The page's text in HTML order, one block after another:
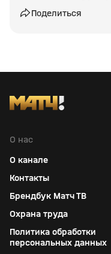
Поделиться
О нас
О канале
Контакты
Брендбук Матч ТВ
Охрана труда
Политика обработки
персональных данных